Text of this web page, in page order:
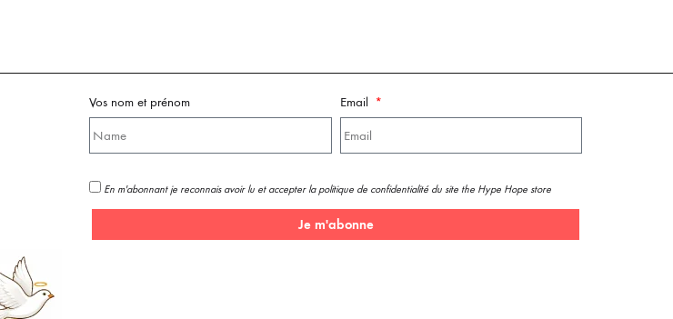
Vos nom et prénom Email
En m'abonnant je reconnais avoir lu et accepter la politique de confidentialité du site the Hype Hope store
Je m'abonne